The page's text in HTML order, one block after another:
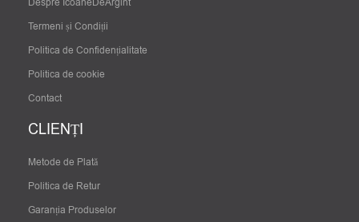
Termeni și Condiții
Politica de Confidențialitate
Politica de cookie
Contact
CLIENȚI
Metode de Plată
Politica de Retur
Garanția Produselor